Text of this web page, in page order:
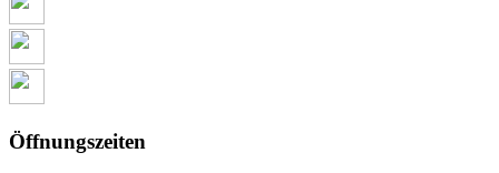
Öffnungszeiten